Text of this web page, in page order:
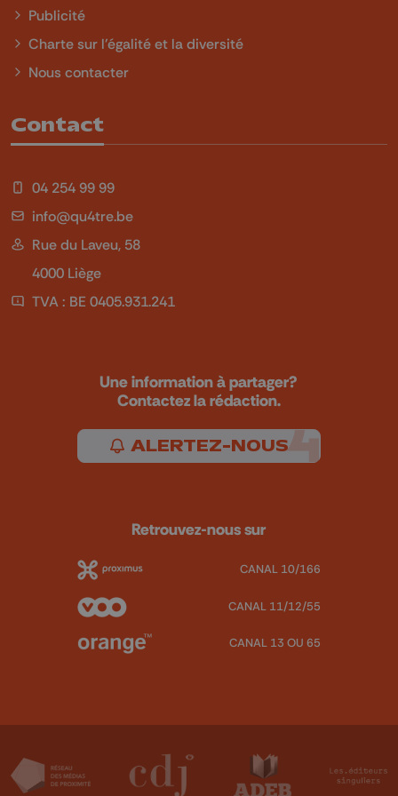
Publicité
Charte sur l'égalité et la diversité
Nous contacter
Contact
04 254 99 99
info@qu4tre.be
Rue du Laveu, 58
4000 Liège
TVA : BE 0405.931.241
Une information à partager?
Contactez la rédaction.
ALERTEZ-NOUS
Retrouvez-nous sur
CANAL 10/166
CANAL 11/12/55
CANAL 13 OU 65